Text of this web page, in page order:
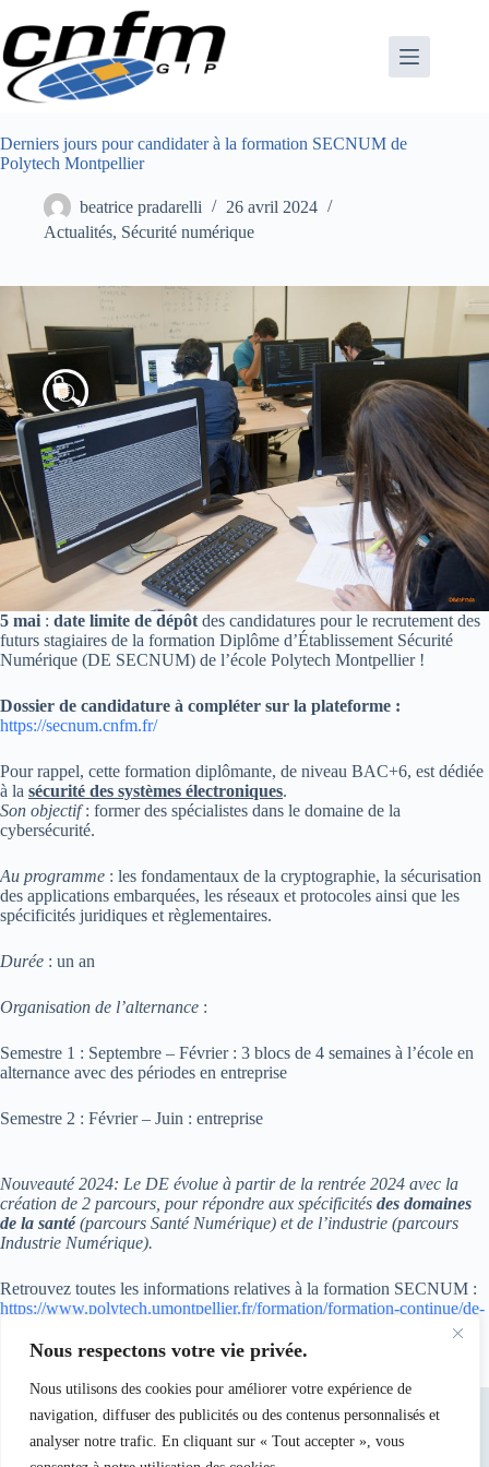
Nous respectons votre vie privée.
Nous utilisons des cookies pour améliorer votre expérience de
navigation, diffuser des publicités ou des contenus personnalisés et
analyser notre trafic. En cliquant sur « Tout accepter », vous
au
contenu
Derniers jours pour candidater à la formation SECNUM de
Polytech Montpellier
beatrice pradarelli
26 avril 2024
Actualités, Sécurité numérique
5 mai : date limite de dépôt des candidatures pour le recrutement des
futurs stagiaires de la formation Diplôme d’Établissement Sécurité
Numérique (DE SECNUM) de l’école Polytech Montpellier !
Dossier de candidature à compléter sur la plateforme :
https://secnum.cnfm.fr/
Pour rappel, cette formation diplômante, de niveau BAC+6, est dédiée
à la sécurité des systèmes électroniques.
Son objectif: former des spécialistes dans le domaine de la
cybersécurité.
Au programme : les fondamentaux de la cryptographie, la sécurisation
des applications embarquées, les réseaux et protocoles ainsi que les
spécificités juridiques et règlementaires.
Durée : un an
Organisation de l’alternance :
Semestre 1 : Septembre – Février : 3 blocs de 4 semaines à l’école en
alternance avec des périodes en entreprise
Semestre 2 : Février – Juin : entreprise
Nouveauté 2024: Le DE évolue à partir de la rentrée 2024 avec la
création de 2 parcours, pour répondre aux spécificités des domaines
de la santé(parcours Santé Numérique) et de l’industrie (parcours
Industrie Numérique).
Retrouvez toutes les informations relatives à la formation SECNUM :
https://www.polytech.umontpellier.fr/formation/formation-continue/de-